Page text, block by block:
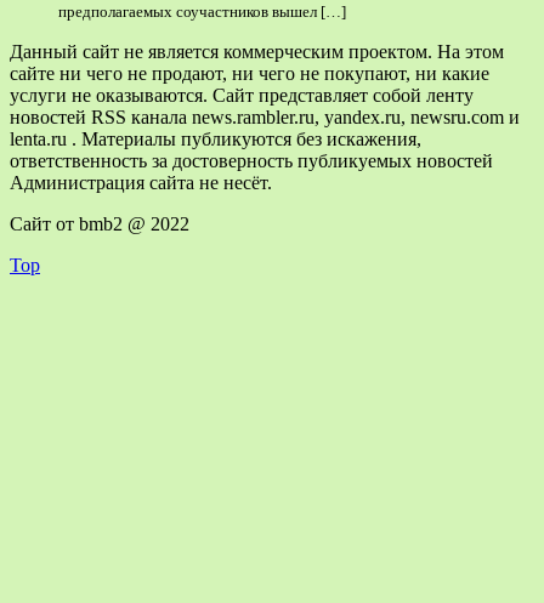
предполагаемых соучастников вышел […]
Данный сайт не является коммерческим проектом. На этом
сайте ни чего не продают, ни чего не покупают, ни какие
услуги не оказываются. Сайт представляет собой ленту
новостей RSS канала news.rambler.ru, yandex.ru, newsru.com и
lenta.ru . Материалы публикуются без искажения,
ответственность за достоверность публикуемых новостей
Администрация сайта не несёт.
Сайт от bmb2 @ 2022
Top